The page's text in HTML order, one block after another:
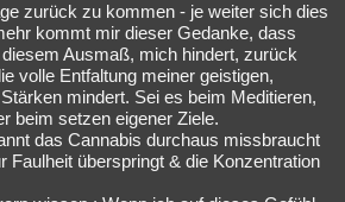
Alle Neue Geschlossen
zurück zu kommen - je weiter sich dies
kommt mir dieser Gedanke, dass
Ausmaß, mich hindert, zurück
volle Entfaltung meiner geistigen,
mindert. Sei es beim Meditieren,
beim setzen eigener Ziele.
das Cannabis durchaus missbraucht
Faulheit überspringt & die Konzentration